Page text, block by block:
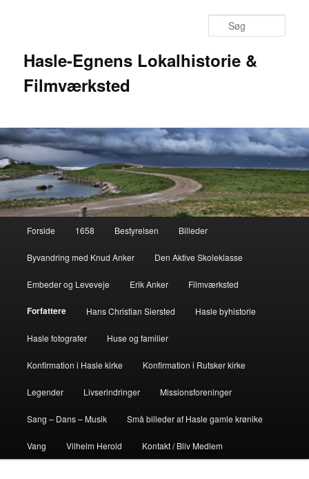
Hasle-Egnens Lokalhistorie &
Filmværksted
Forside 1658 Bestyrelsen Billeder
Byvandring med Knud Anker Den Aktive Skoleklasse
Embeder og Leveveje Erik Anker Filmværksted
Forfattere Hans Christian Siersted Hasle byhistorie
Hasle fotografer Huse og familier
Konfirmation i Hasle kirke Konfirmation i Rutsker kirke
Legender Livserindringer Missionsforeninger
Sang – Dans – Musik Små billeder af Hasle gamle krønike
Vang Vilhelm Herold Kontakt / Bliv Medlem